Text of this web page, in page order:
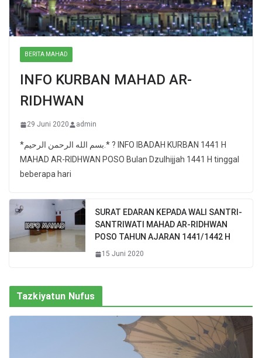
BERITA MAHAD
INFO KURBAN MAHAD AR-
RIDHWAN
29 Juni 2020 admin
*بسم الله الرحمن الرحيم.* ? INFO IBADAH KURBAN 1441 H
MAHAD AR-RIDHWAN POSO Bulan Dzulhijjah 1441 H tinggal
beberapa hari
SURAT EDARAN KEPADA WALI SANTRI-
SANTRIWATI MAHAD AR-RIDHWAN
POSO TAHUN AJARAN 1441/1442 H
15 Juni 2020
Tazkiyatun Nufus